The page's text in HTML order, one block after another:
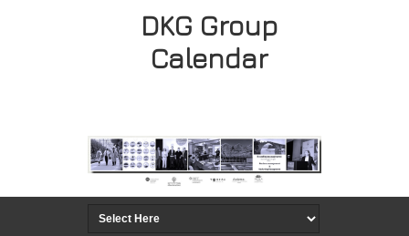
DKG Group
Calendar